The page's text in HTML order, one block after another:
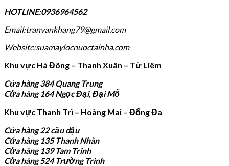
HOTLINE:0936964562
Email:tranvankhang79@gmail.com
Website:suamaylocnuoctainha.com
Khu vực Hà Đông – Thanh Xuân – Từ Liêm
Cửa hàng 384 Quang Trung
Cửa hàng 164 Ngọc Đại, Đại Mỗ
Khu vực Thanh Trì – Hoàng Mai – Đống Đa
Cửa hàng 22 cầu dậu
Cửa hàng 135 Thanh Nhàn
Cửa hàng 139 Tam Trinh
Cửa hàng 524 Trường Trinh